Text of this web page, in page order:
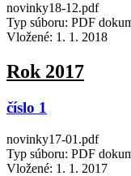
novinky18-12.pdf
Typ súboru: PDF
Vložené: 1. 1. 2018
Rok 2017
číslo 1
novinky17-01.pdf
Typ súboru: PDF
Vložené: 1. 1. 2017